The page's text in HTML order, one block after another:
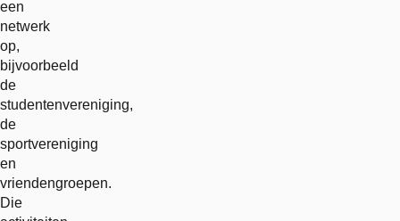
een
netwerk
op,
bijvoorbeeld
de
studentenvereniging,
de
sportvereniging
en
vriendengroepen.
Die